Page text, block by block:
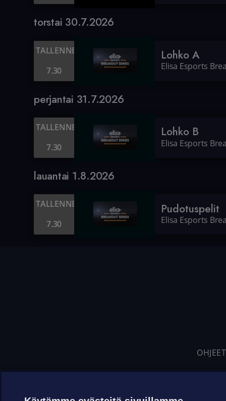
torstai 30.7.2026
TALLENNE
7.30
Lohko A
Elisa Esports
perjantai 31.7.2026
TALLENNE
7.30
Lohko B
Elisa Esports
lauantai 1.8.2026
TALLENNE
7.30
Pudotuspelit
Elisa Esports